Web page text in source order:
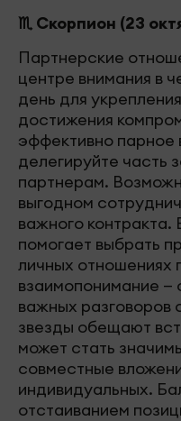
♏ Скорпион (23
Партнерские
центре внимания в
день для
достижения
эффективно парное
делегируйте часть
партнерам.
выгодном
важного
помогает выбрать
личных отношениях
взаимопонимание —
важных
звезды обещают
может стать
совместные
индивидуальных.
отстаиванием